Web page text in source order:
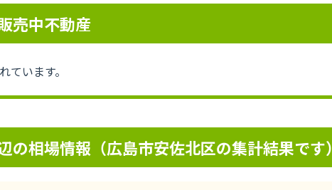
売中不動産
ています。
の相場情報（広島市安佐北区の集計結果です）